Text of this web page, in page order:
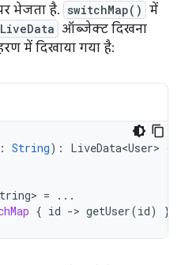
भेजता है. switchMap() में
LiveData ऑब्जेक्ट दिखना
में दिखाया गया है:
: String): LiveData<User> {
=
...
{ id -> getUser(id) }